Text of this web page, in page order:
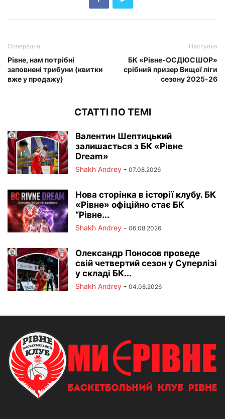
Попередня
Рівне, нам потрібні
заповнені трибуни (квитки
вже у продажу)
Наступна
БК «Рівне-ОСДЮСШОР»
срібний призер Вищої ліги
сезону 2025-26
СТАТТІ ПО ТЕМІ
Валентин Шептицький
залишається з БК «Рівне
Dream»
Shakh Andrey - 07.08.2026
Нова сторінка в історії клубу. БК
«Рівне» офіційно стає БК
“Рівне...
Shakh Andrey - 06.08.2026
Олександр Поносов проведе
свій четвертий сезон у Суперлізі
у складі БК...
Shakh Andrey - 04.08.2026